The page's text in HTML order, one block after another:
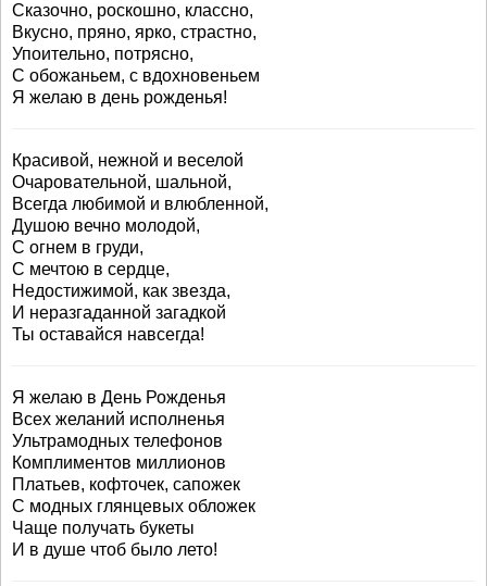
Сказочно, роскошно, классно,
Вкусно, пряно, ярко, страстно,
Упоительно, потрясно,
С обожаньем, с вдохновеньем
Я желаю в день рожденья!
Красивой, нежной и веселой
Очаровательной, шальной,
Всегда любимой и влюбленной,
Душою вечно молодой,
С огнем в груди,
С мечтою в сердце,
Недостижимой, как звезда,
И неразгаданной загадкой
Ты оставайся навсегда!
Я желаю в День Рожденья
Всех желаний исполненья
Ультрамодных телефонов
Комплиментов миллионов
Платьев, кофточек, сапожек
С модных глянцевых обложек
Чаще получать букеты
И в душе чтоб было лето!